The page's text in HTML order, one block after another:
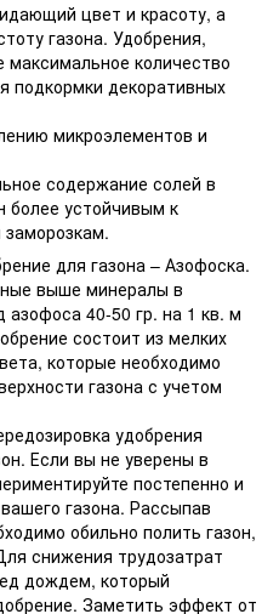
цвет и красоту, а
газона. Удобрения,
количество
подкормки декоративных
микроэлементов и
содержание солей в
более устойчивым к
для газона – Азофоска.
выше минералы в
40-50 гр. на 1 кв. м
состоит из мелких
которые необходимо
газона с учетом
удобрения
Если вы не уверены в
постепенно и
газона. Рассыпав
обильно полить газон,
снижения трудозатрат
дождем, который
Заметить эффект от